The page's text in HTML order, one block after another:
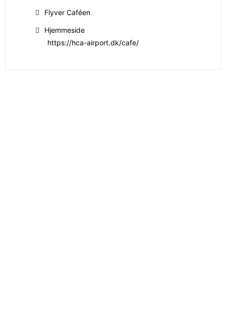
Flyver Caféen
Hjemmeside
https://hca-airport.dk/cafe/